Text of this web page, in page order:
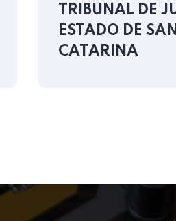
TRIBUNAL DE
ESTADO DE
CATARINA